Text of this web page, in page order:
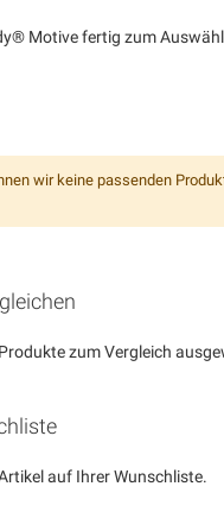
Motive fertig zum
wir keine passenden
zum Vergleich
auf Ihrer Wunschliste.